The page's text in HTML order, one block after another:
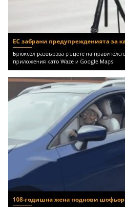
ЕС забрани предупрежденията за
Брюксел развързва ръцете на
приложения като Waze и Google Maps
108-годишна жена поднови